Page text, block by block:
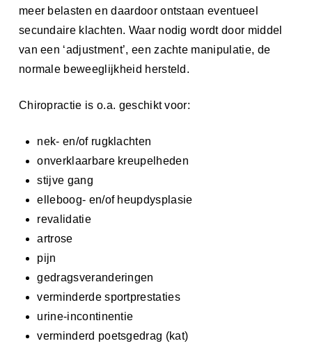
meer belasten en daardoor ontstaan eventueel
secundaire klachten. Waar nodig wordt door middel
van een ‘adjustment’, een zachte manipulatie, de
normale beweeglijkheid hersteld.
Chiropractie is o.a. geschikt voor:
nek- en/of rugklachten
onverklaarbare kreupelheden
stijve gang
elleboog- en/of heupdysplasie
revalidatie
artrose
pijn
gedragsveranderingen
verminderde sportprestaties
urine-incontinentie
verminderd poetsgedrag (kat)